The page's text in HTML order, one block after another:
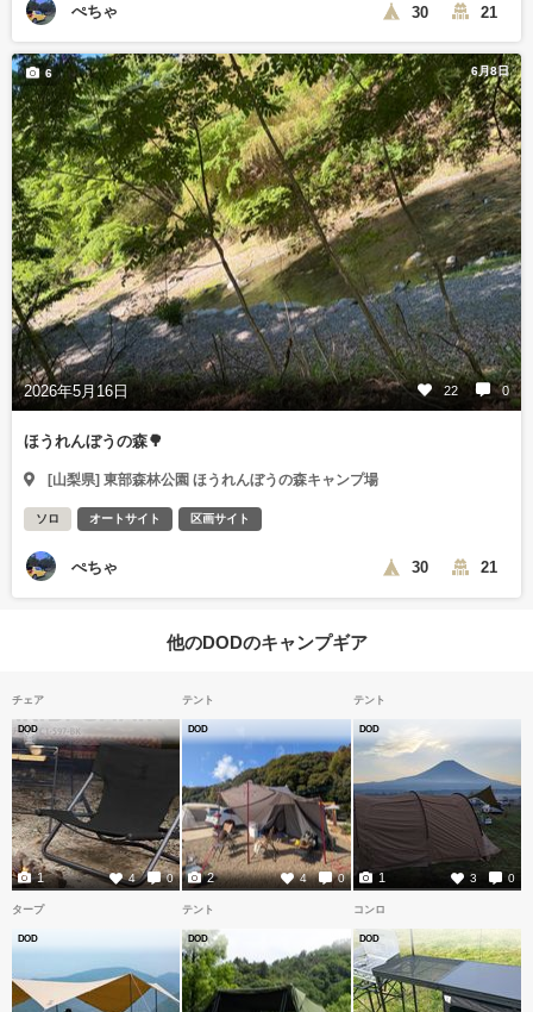
ぺちゃ 30 21
6月8日
2026年5月16日 22 0
6
ほうれんぼうの森🌳
[山梨県] 東部森林公園 ほうれんぼうの森キャンプ場
ソロ オートサイト 区画サイト
ぺちゃ 30 21
他のDODのキャンプギア
チェア
DOD
4 0
1
テント
DOD
4 0
2
テント
DOD
3 0
1
タープ
DOD
テント
DOD
コンロ
DOD